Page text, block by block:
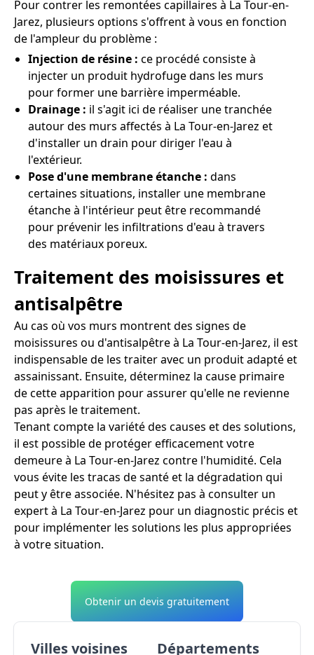
Pour contrer les remontées capillaires à La Tour-en-
Jarez, plusieurs options s'offrent à vous en fonction
de l'ampleur du problème :
Injection de résine : ce procédé consiste à
injecter un produit hydrofuge dans les murs
pour former une barrière imperméable.
Drainage : il s'agit ici de réaliser une tranchée
autour des murs affectés à La Tour-en-Jarez et
d'installer un drain pour diriger l'eau à
l'extérieur.
Pose d'une membrane étanche : dans
certaines situations, installer une membrane
étanche à l'intérieur peut être recommandé
pour prévenir les infiltrations d'eau à travers
des matériaux poreux.
Traitement des moisissures et
antisalpêtre
Au cas où vos murs montrent des signes de
moisissures ou d'antisalpêtre à La Tour-en-Jarez, il est
indispensable de les traiter avec un produit adapté et
assainissant. Ensuite, déterminez la cause primaire
de cette apparition pour assurer qu'elle ne revienne
pas après le traitement.
Tenant compte la variété des causes et des solutions,
il est possible de protéger efficacement votre
demeure à La Tour-en-Jarez contre l'humidité. Cela
vous évite les tracas de santé et la dégradation qui
peut y être associée. N'hésitez pas à consulter un
expert à La Tour-en-Jarez pour un diagnostic précis et
pour implémenter les solutions les plus appropriées
à votre situation.
Obtenir un devis gratuitement
Villes voisines Départements